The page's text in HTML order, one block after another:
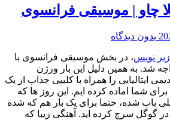
چاو | موسیقی فرانسوی
بدون دیدگاه
نویس، در بخش موسیقی فرانسوی با
شد. به همین دلیل این بار ورژن
ایتالیایی را همراه با کلیپی جذاب از یک
شما اماده کرده ایم. این روز ها که
باب شده، حتما برای یک بار هم که شده
گوگل سرچ کرده اید. آهنگی زیبا که